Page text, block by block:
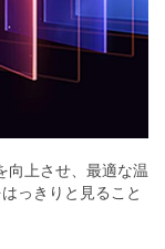
向上させ、最適な温
っきりと見ること